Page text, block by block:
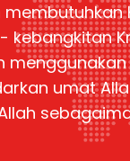
kebangkitan
umat